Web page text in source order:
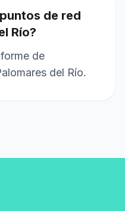
de red
Río?
de
del Río.